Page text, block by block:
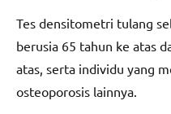
Tes densitometri tulang
berusia 65 tahun ke atas
atas, serta individu yang
osteoporosis lainnya.